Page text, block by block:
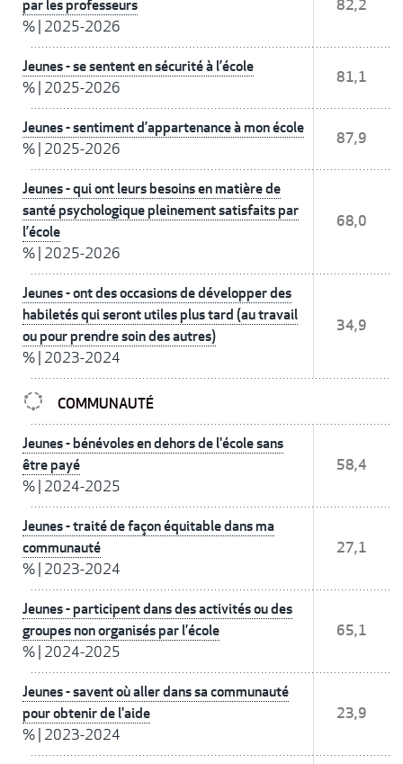
par les professeurs
% 2025-2026
82,2
Jeunes - se sentent en sécurité à l’école
% 2025-2026
81,1
Jeunes - sentiment d’appartenance à mon école
% 2025-2026
87,9
Jeunes - qui ont leurs besoins en matière de
santé psychologique pleinement satisfaits par
l’école
% 2025-2026
68,0
Jeunes - ont des occasions de développer des
habiletés qui seront utiles plus tard (au travail
ou pour prendre soin des autres)
% 2023-2024
34,9
COMMUNAUTÉ
Jeunes - bénévoles en dehors de l'école sans
être payé
% 2024-2025
58,4
Jeunes - traité de façon équitable dans ma
communauté
% 2023-2024
27,1
Jeunes - participent dans des activités ou des
groupes non organisés par l’école
% 2024-2025
65,1
Jeunes - savent où aller dans sa communauté
pour obtenir de l'aide
% 2023-2024
23,9